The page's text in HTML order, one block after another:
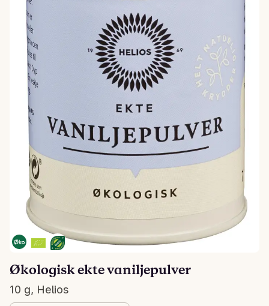
Økologisk ekte vaniljepulver
10 g, Helios